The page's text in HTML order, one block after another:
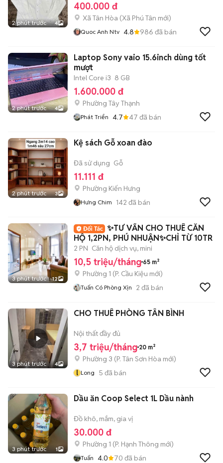
2 phút trước 4
400.000 đ
Xã Tân Hòa (Xã Phú Tân mới)
Quoc Anh Ntv 4.8 986 đã bán
2 phút trước 4
Laptop Sony vaio 15.6inch dùng tốt
mượt
Intel Core i3 8 GB
1.600.000 đ
Phường Tây Thạnh
Phát Triển 4.7 47 đã bán
2 phút trước 3
Kệ sách Gỗ xoan đào
Đã sử dụng Gỗ
11.111 đ
Phường Kiến Hưng
Hưng Chim 142 đã bán
3 phút trước 12
✨️TƯ VẤN CHO THUÊ CĂN
HỘ 1,2PN, PHÚ NHUẬN✨️CHỈ TỪ 10TR
2 PN Căn hộ dịch vụ, mini
10,5 triệu/tháng 65 m²
Phường 1 (P. Cầu Kiệu mới)
Tuấn Có Phòng Xịn 2 đã bán
3 phút trước 4
CHO THUÊ PHÒNG TÂN BÌNH
Nội thất đầy đủ
3,7 triệu/tháng 20 m²
Phường 3 (P. Tân Sơn Hòa mới)
l Long 5 đã bán
3 phút trước 1
Dầu ăn Coop Select 1L Dầu nành
Đồ khô, mắm, gia vị
30.000 đ
Phường 1 (P. Hạnh Thông mới)
Tuấn 4.0 70 đã bán